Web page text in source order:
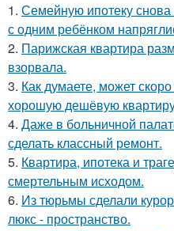
1. Семейную ипотеку
с одним ребёнком
2. Парижская квартира
взорвала.
3. Как думаете, может
хорошую дешёвую
4. Даже в больничной
сделать классный ремонт.
5. Квартира, ипотека и
смертельным исходом.
6. Из тюрьмы сделали
люкс - пространство.